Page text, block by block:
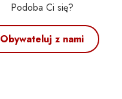
Podoba Ci się?
Obywateluj z nami